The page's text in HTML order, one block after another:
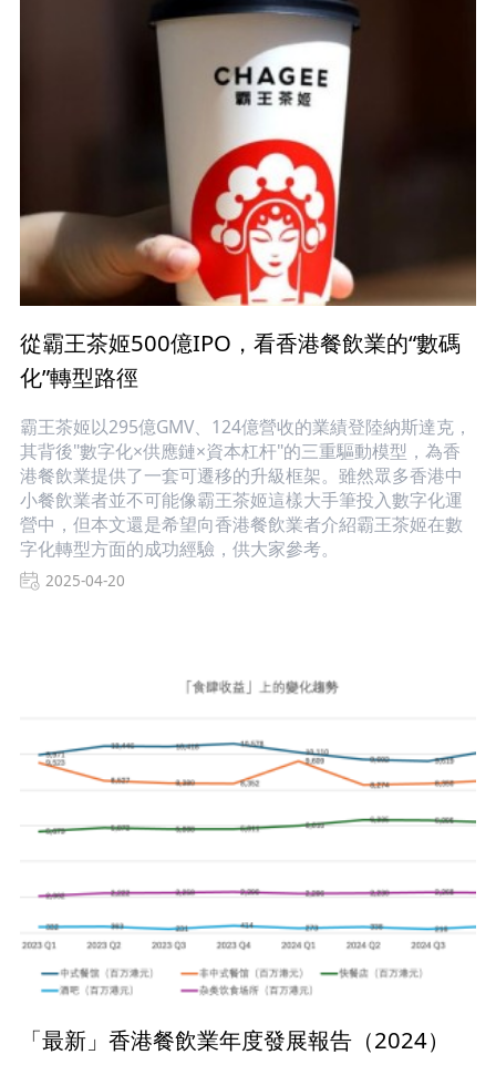
從霸王茶姬500億IPO，看香港餐飲業的“數碼
化”轉型路徑
霸王茶姬以295億GMV、124億營收的業績登陸納斯達克，
其背後"數字化×供應鏈×資本杠杆"的三重驅動模型，為香
港餐飲業提供了一套可遷移的升級框架。雖然眾多香港中
小餐飲業者並不可能像霸王茶姬這樣大手筆投入數字化運
營中，但本文還是希望向香港餐飲業者介紹霸王茶姬在數
字化轉型方面的成功經驗，供大家參考。
2025-04-20
「最新」香港餐飲業年度發展報告（2024）